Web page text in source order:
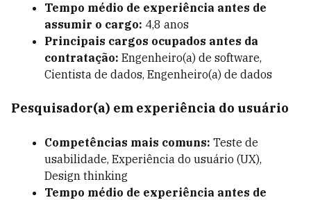
Tempo médio de experiência antes de
assumir o cargo: 4,8 anos
Principais cargos ocupados antes da
contratação: Engenheiro(a) de software,
Cientista de dados, Engenheiro(a) de dados
Pesquisador(a) em experiência do usuário
Competências mais comuns: Teste de
usabilidade, Experiência do usuário (UX),
Design thinking
Tempo médio de experiência antes de